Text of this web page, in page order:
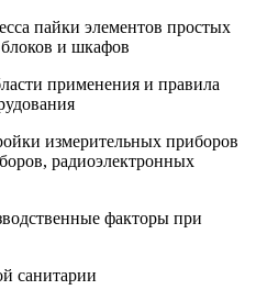
пайки элементов простых
и шкафов
применения и правила
измерительных приборов
радиоэлектронных
факторы при
санитарии